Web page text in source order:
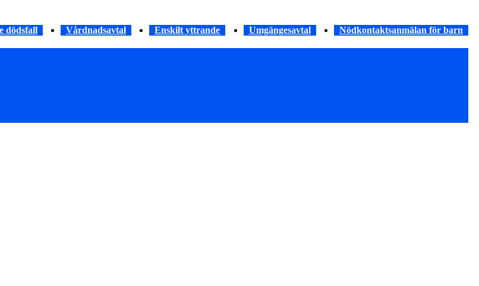
dödsfall Vårdnadsavtal Enskilt yttrande Umgängesavtal Nödkontaktsanmälan för barn